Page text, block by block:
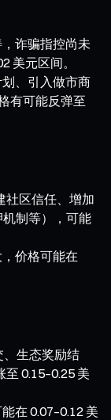
诈骗指控尚未
美元区间。
、引入做市商
有可能反弹至
社区信任、增加
制等），可能
价格可能在
、生态奖励结
0.15–0.25 美
在 0.07–0.12 美